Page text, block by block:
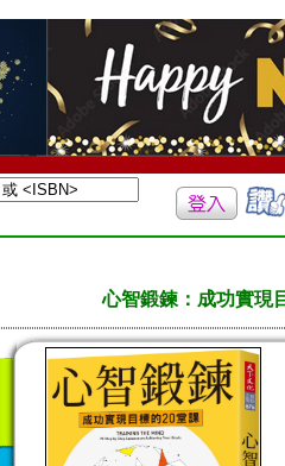
心智鍛鍊：成功實現